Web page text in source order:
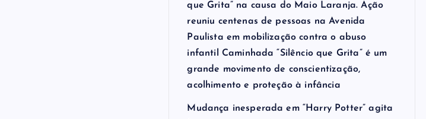
que Grita” na causa do Maio Laranja. Ação
reuniu centenas de pessoas na Avenida
Paulista em mobilização contra o abuso
infantil Caminhada “Silêncio que Grita” é um
grande movimento de conscientização,
acolhimento e proteção à infância
Mudança inesperada em “Harry Potter” agita